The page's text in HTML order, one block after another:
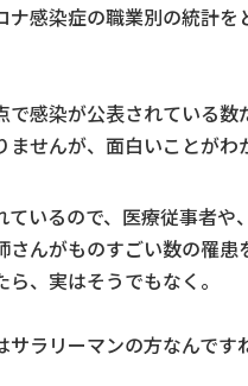
ナ感染症の職業別の統計
で感染が公表されている
せんが、面白いことがわ
ているので、医療従事者や
さんがものすごい数の罹患
、実はそうでもなく。
ラリーマンの方なんです